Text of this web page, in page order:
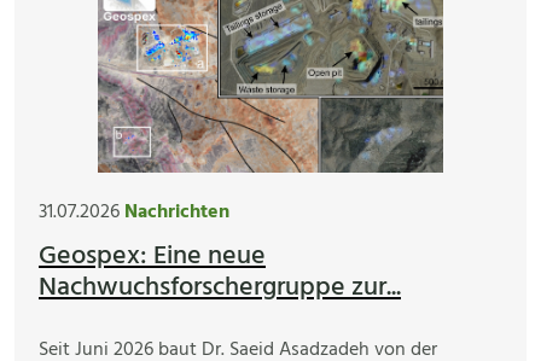
31.07.2026Nachrichten
Geospex: Eine neue
Nachwuchsforschergruppe zur...
Seit Juni 2026 baut Dr. Saeid Asadzadeh von der